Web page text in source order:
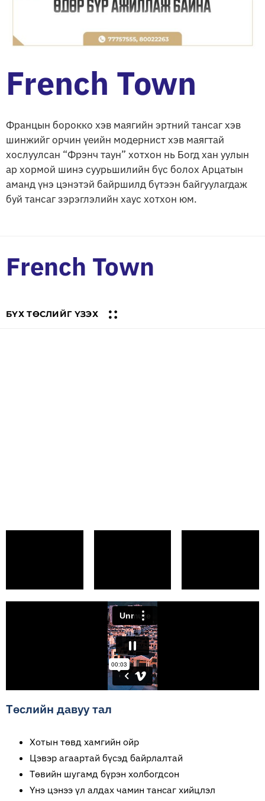
French Town
Францын борокко хэв маягийн эртний тансаг хэв
шинжийг орчин үeийн модeрнист хэв маягтай
хослуулсан “Фрэнч таун” хотхон нь Богд хан уулын
ар хормой шинэ суурьшилийн бүс болох Арцатын
аманд үнэ цэнэтэй байршилд бүтээн байгуулагдаж
буй тансаг зэрэглэлийн хаус хотхон юм.
French Town
БҮХ ТӨСЛИЙГ ҮЗЭХ
Төслийн давуу тал
Хотын төвд хамгийн ойр
Цэвэр агаартай бүсэд байрлалтай
Төвийн шугамд бүрэн холбогдсон
Үнэ цэнээ үл алдах чамин тансаг хийцлэл